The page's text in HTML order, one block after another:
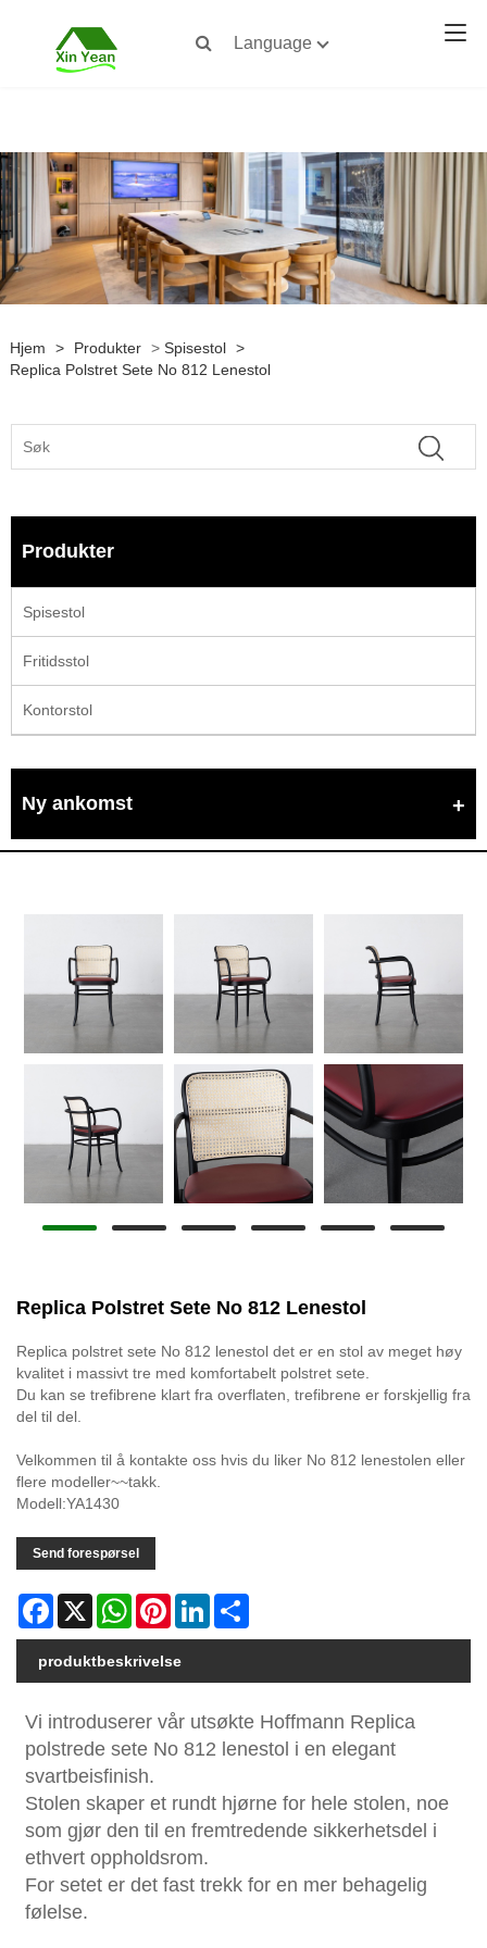
Language
Hjem > Produkter > Spisestol >
Replica Polstret Sete No 812 Lenestol
Produkter
Spisestol
Fritidsstol
Kontorstol
Ny ankomst
Replica Polstret Sete No 812 Lenestol
Replica polstret sete No 812 lenestol det er en stol av meget høy
kvalitet i massivt tre med komfortabelt polstret sete.
Du kan se trefibrene klart fra overflaten, trefibrene er forskjellig fra
del til del.
Velkommen til å kontakte oss hvis du liker No 812 lenestolen eller
flere modeller~~takk.
Modell:YA1430
Send forespørsel
Facebook
X WhatsAppPinterestLinkedIn
produktbeskrivelse
Vi introduserer vår utsøkte Hoffmann Replica
polstrede sete No 812 lenestol i en elegant
svartbeisfinish.
Stolen skaper et rundt hjørne for hele stolen, noe
som gjør den til en fremtredende sikkerhetsdel i
ethvert oppholdsrom.
For setet er det fast trekk for en mer behagelig
følelse.